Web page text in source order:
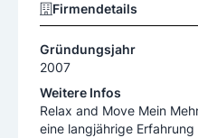
Firmendetails
Gründungsjahr
2007
Weitere Infos
Relax and Move Mein
eine langjährige